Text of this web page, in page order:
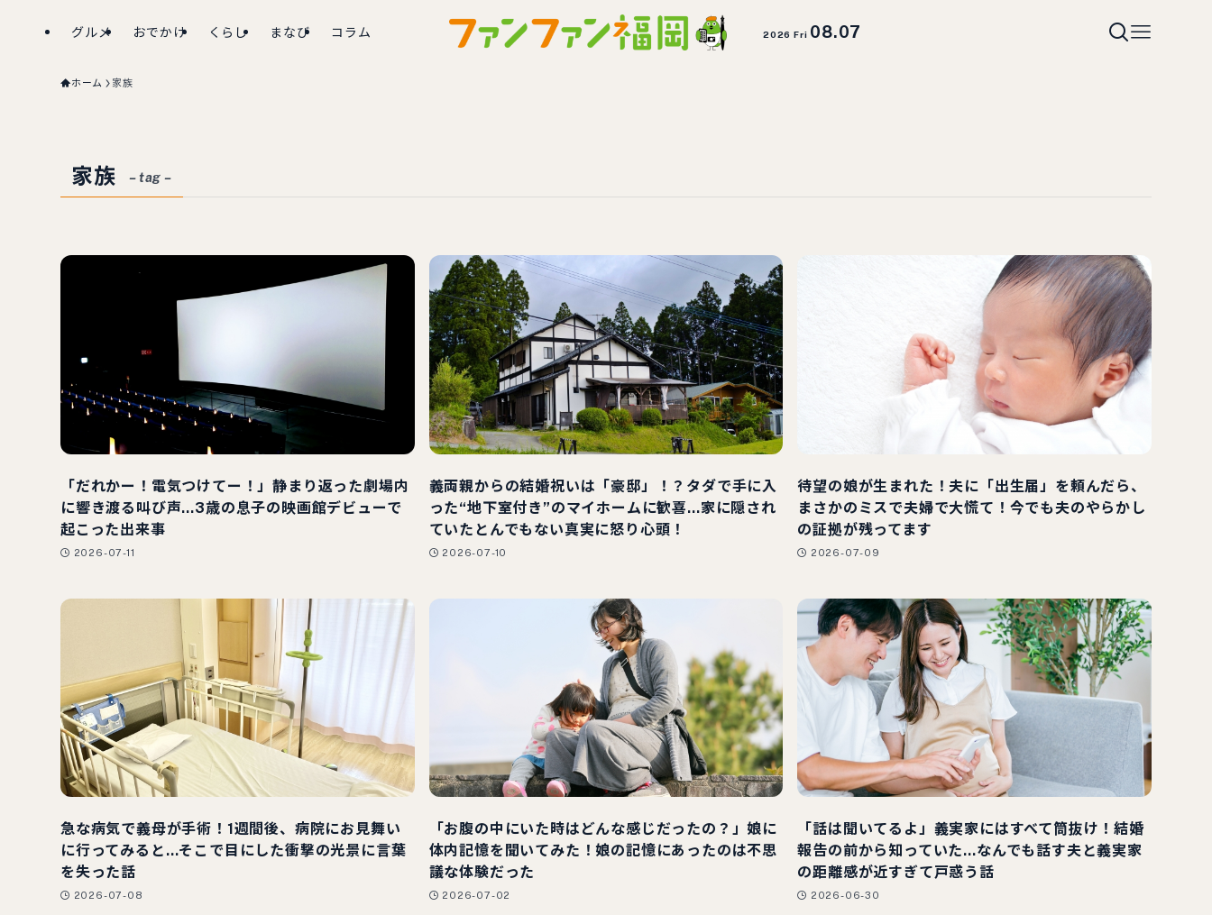
グルメ おでかけ くらし まなび コラム 2026 Fri 08.07
ホーム 家族
家族 – tag –
「だれかー！電気つけてー！」静まり返った劇場内
に響き渡る叫び声…3歳の息子の映画館デビューで
起こった出来事
2026-07-11
義両親からの結婚祝いは「豪邸」！？タダで手に入
った“地下室付き”のマイホームに歓喜…家に隠され
ていたとんでもない真実に怒り心頭！
2026-07-10
待望の娘が生まれた！夫に「出生届」を頼んだら、
まさかのミスで夫婦で大慌て！今でも夫のやらかし
の証拠が残ってます
2026-07-09
急な病気で義母が手術！1週間後、病院にお見舞い
に行ってみると…そこで目にした衝撃の光景に言葉
を失った話
2026-07-08
「お腹の中にいた時はどんな感じだったの？」娘に
体内記憶を聞いてみた！娘の記憶にあったのは不思
議な体験だった
2026-07-02
「話は聞いてるよ」義実家にはすべて筒抜け！結婚
報告の前から知っていた…なんでも話す夫と義実家
の距離感が近すぎて戸惑う話
2026-06-30